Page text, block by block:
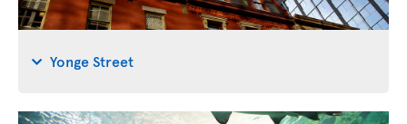
Yonge Street